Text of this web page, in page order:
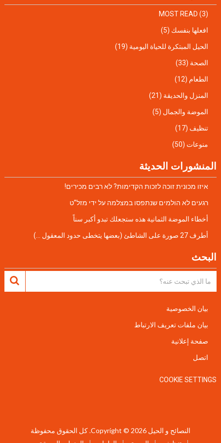
MOST READ (3)
افعلها بنفسك (5)
الحيل المبتكرة للحياة اليومية (19)
الصحة (33)
الطعام (12)
المنزل والحديقة (21)
الموضة والجمال (5)
تنظيف (17)
منوعات (50)
المنشورات الحديثة
איזו מכונית זוכה לזכות הקדימות? לא רבים מכירים!
רגעים לא הולמים שנתפסו במצלמה על ידי מזל”ט
أخطاء الموضة الثمانية هذه ستجعلك تبدو أكبر سناً
أطرف 27 صورة على الشاطئ (بعضها يتخطى حدود المعقول …)
البحث
بيان الخصوصية
بيان ملفات تعريف الارتباط
صفحة إعلانية
اتصل
COOKIE SETTINGS
النصائح و الحيل
كل الحقوق محفوظة